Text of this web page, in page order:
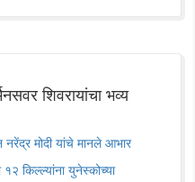
शिवरायांचा भव्य
मोदी यांचे मानले आभार
१२ किल्ल्यांना युनेस्कोच्या